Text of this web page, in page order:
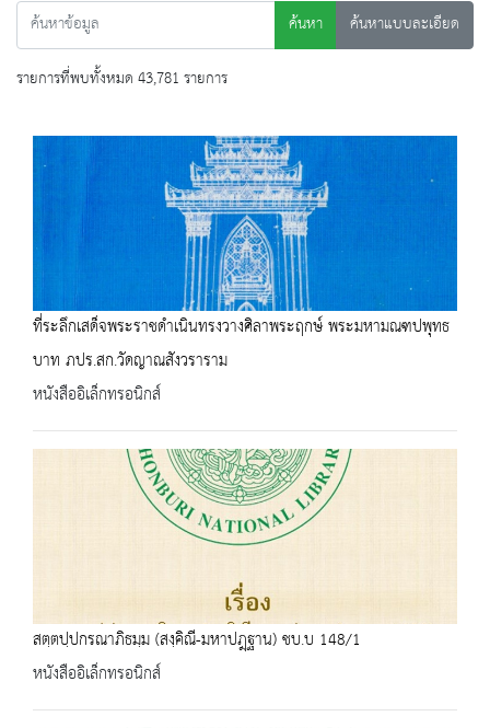
ค้นหา
ค้นหาแบบละเอียด
รายการที่พบทั้งหมด 43,781 รายการ
ที่ระลึกเสด็จพระราชดำเนินทรงวางศิลาพระฤกษ์ พระมหามณฑปพุทธ
บาท ภปร.สก.วัดญาณสังวราราม
หนังสืออิเล็กทรอนิกส์
สตฺตปฺปกรณาภิธมฺม (สงฺคิณี-มหาปฎฺฐาน) ชบ.บ 148/1
หนังสืออิเล็กทรอนิกส์